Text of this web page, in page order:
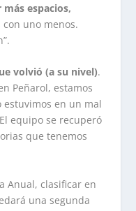
espacios,
uno menos.
volvió (a su nivel).
Peñarol, estamos
en un mal
equipo se recuperó
que tenemos
Anual, clasificar en
una segunda